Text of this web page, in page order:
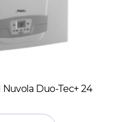
Nuvola Duo-Tec+ 24